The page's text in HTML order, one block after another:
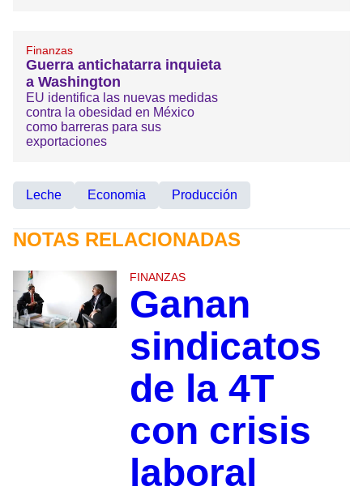
Finanzas
Guerra antichatarra inquieta
a Washington
EU identifica las nuevas medidas
contra la obesidad en México
como barreras para sus
exportaciones
Leche Economia Producción
NOTAS RELACIONADAS
FINANZAS
Ganan
sindicatos
de la 4T
con crisis
laboral